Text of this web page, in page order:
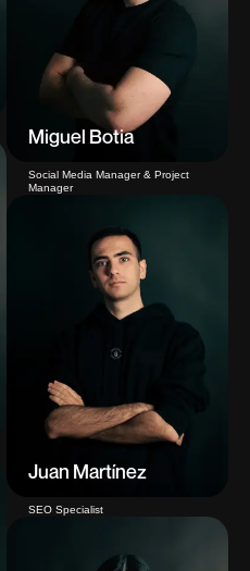
Miguel Botia
Social Media Manager & Project
Manager
Juan Martínez
SEO Specialist